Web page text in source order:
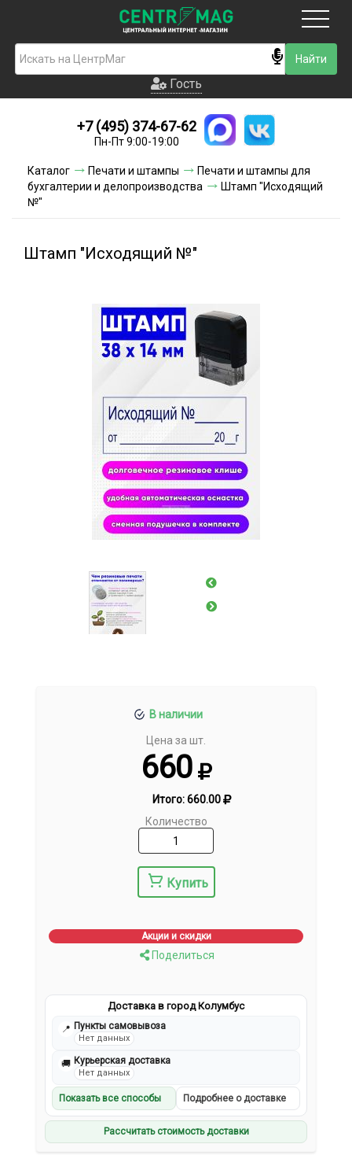
Гость
Новинки
Условия доставки
Гость
+7 (495) 374-67-62
Пн-Пт 9:00-19:00
Каталог Печати и штампы
Печати и штампы для
бухгалтерии и делопроизводства
Штамп "Исходящий
№"
Штамп "Исходящий №"
В наличии
Цена за шт.
660
Итого:660.00
Количество
Купить
Акции и скидки
Поделиться
Доставка в город Колумбус
📍 Пункты самовывоза
Нет данных
🚚 Курьерская доставка
Нет данных
Показать все способы Подробнее о доставке
Рассчитать стоимость доставки